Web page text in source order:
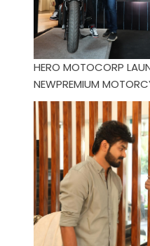
HERO MOTOCORP
NEWPREMIUM